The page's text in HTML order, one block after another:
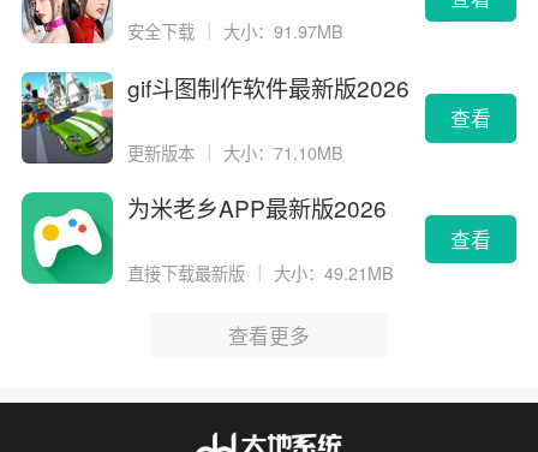
安全下载 大小：91.97MB
gif斗图制作软件最新版2026
更新版本 ｜ 大小：71.10MB
查看
为米老乡APP最新版2026
直接下载最新版 大小：49.21MB
查看
查看更多